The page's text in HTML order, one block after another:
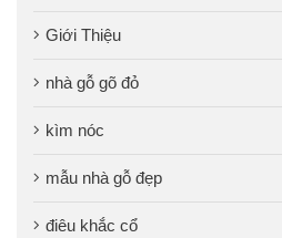
Giới Thiệu
nhà gỗ gõ đỏ
kìm nóc
mẫu nhà gỗ đẹp
điêu khắc cổ